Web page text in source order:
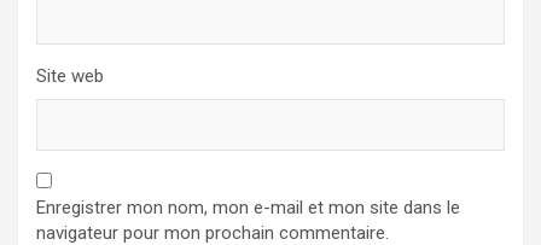
Site web
Enregistrer mon nom, mon e-mail et mon site dans le
navigateur pour mon prochain commentaire.